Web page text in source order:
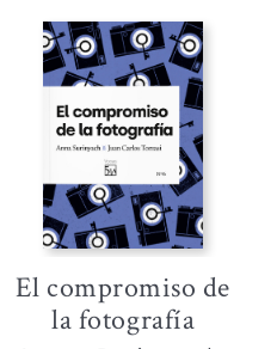
El compromiso de
la fotografía